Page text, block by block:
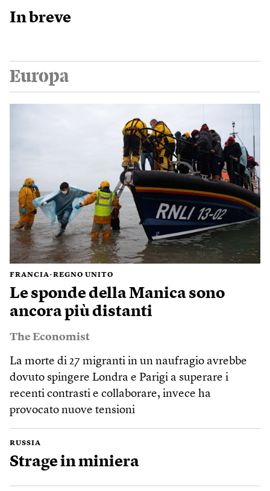
In breve
Europa
FRANCIA-REGNO UNITO
Le sponde della Manica sono
ancora più distanti
The Economist
La morte di 27 migranti in un naufragio avrebbe
dovuto spingere Londra e Parigi a superare i
recenti contrasti e collaborare, invece ha
provocato nuove tensioni
RUSSIA
Strage in miniera